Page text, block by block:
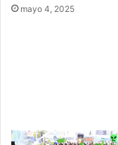
mayo 4, 2025